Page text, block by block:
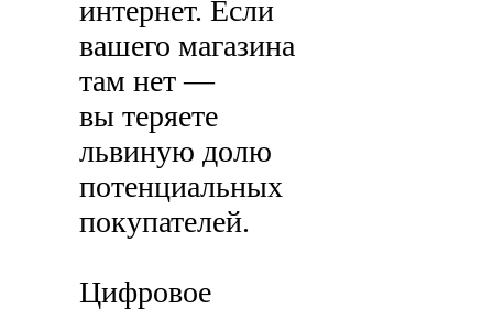
интернет. Если
вашего магазина
там нет —
вы теряете
львиную долю
потенциальных
покупателей.
Цифровое